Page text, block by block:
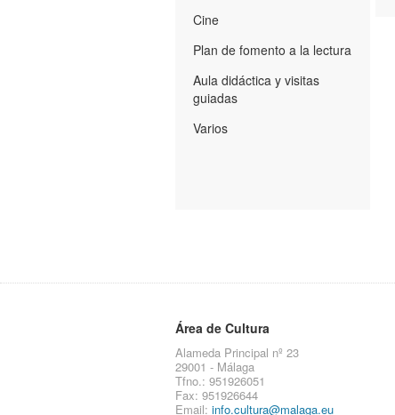
Cine
Plan de fomento a la lectura
Aula didáctica y visitas
guiadas
Varios
Área de Cultura
Alameda Principal nº 23
29001 - Málaga
Tfno.: 951926051
Fax: 951926644
Email: info.cultura@malaga.eu